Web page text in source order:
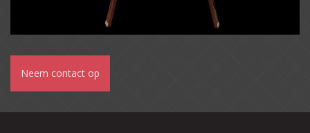
Neem contact op